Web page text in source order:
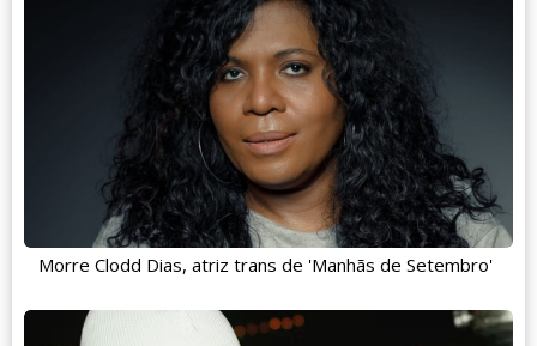
Morre Clodd Dias, atriz trans de 'Manhãs de Setembro'